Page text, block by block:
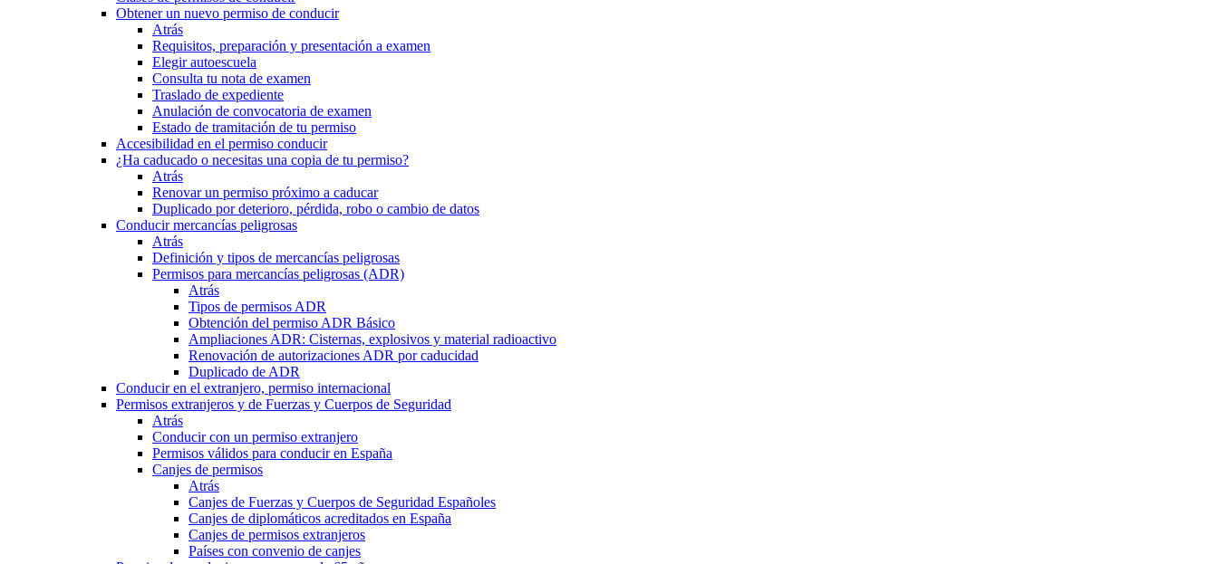
Obtener un nuevo permiso de conducir
Atrás
Requisitos, preparación y presentación a examen
Elegir autoescuela
Consulta tu nota de examen
Traslado de expediente
Anulación de convocatoria de examen
Estado de tramitación de tu permiso
Accesibilidad en el permiso conducir
¿Ha caducado o necesitas una copia de tu permiso?
Atrás
Renovar un permiso próximo a caducar
Duplicado por deterioro, pérdida, robo o cambio de datos
Conducir mercancías peligrosas
Atrás
Definición y tipos de mercancías peligrosas
Permisos para mercancías peligrosas (ADR)
Atrás
Tipos de permisos ADR
Obtención del permiso ADR Básico
Ampliaciones ADR: Cisternas, explosivos y material radioactivo
Renovación de autorizaciones ADR por caducidad
Duplicado de ADR
Conducir en el extranjero, permiso internacional
Permisos extranjeros y de Fuerzas y Cuerpos de Seguridad
Atrás
Conducir con un permiso extranjero
Permisos válidos para conducir en España
Canjes de permisos
Atrás
Canjes de Fuerzas y Cuerpos de Seguridad Españoles
Canjes de diplomáticos acreditados en España
Canjes de permisos extranjeros
Países con convenio de canjes